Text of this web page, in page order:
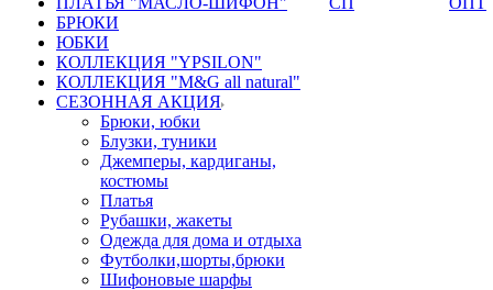
БРЮКИ
ЮБКИ
КОЛЛЕКЦИЯ "YPSILON"
КОЛЛЕКЦИЯ "M&G all natural"
СЕЗОННАЯ АКЦИЯ
Брюки, юбки
Блузки, туники
Джемперы, кардиганы,
костюмы
Платья
Рубашки, жакеты
Одежда для дома и отдыха
Футболки,шорты,брюки
Шифоновые шарфы